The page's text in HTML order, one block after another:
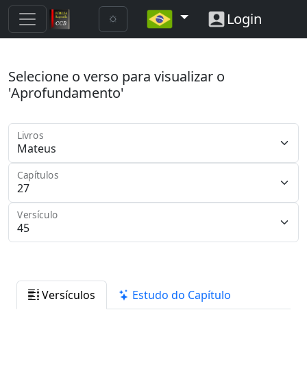
Login
Selecione o verso para visualizar o
'Aprofundamento'
Livros
Capítulos
Versículo
Versículos Estudo do Capítulo